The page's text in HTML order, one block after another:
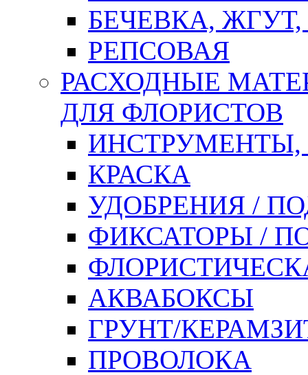
БЕЧЕВКА,
РЕПСОВАЯ
РАСХОДНЫЕ
ДЛЯ ФЛОРИСТОВ
ИНСТРУМЕНТЫ,
КРАСКА
УДОБРЕНИЯ /
ФИКСАТОРЫ /
АКВАБОКСЫ
ГРУНТ/
ПРОВОЛОКА